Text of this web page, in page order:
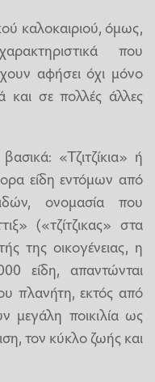
καλοκαιριού, όμως,
που
αφήσει όχι μόνο
και σε πολλές άλλες
«Τζιτζίκια» ή
είδη εντόμων από
ονομασία που
(«τζίτζικας» στα
της οικογένειας, η
είδη, απαντώνται
πλανήτη, εκτός από
μεγάλη ποικιλία ως
τον κύκλο ζωής και